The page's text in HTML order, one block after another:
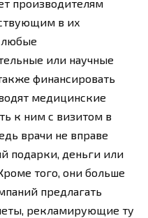
производителям
в их
любые
или научные
финансировать
медицинские
к ним с визитом в
врачи не вправе
подарки, деньги или
того, они больше
предлагать
рекламирующие ту